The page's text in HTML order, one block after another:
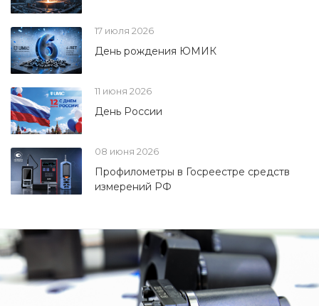
17 июля 2026
День рождения ЮМИК
11 июня 2026
День России
08 июня 2026
Профилометры в Госреестре средств
измерений РФ